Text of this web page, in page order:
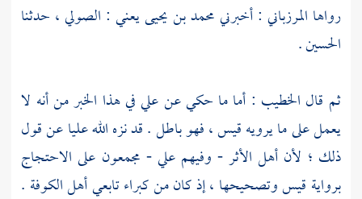
رواها المرزباني : أخبرنيمحمد بن يحيى يعني : الصولي، حدثنا
الحسين.
ثم قال الخطيب : أما ما حكي عنعليفي هذا الخبر من أنه لا
يعمل على ما يرويهقيس، فهو باطل . قد نزه اللهعلياعن قول
ذلك ؛ لأن أهل الأثر - وفيهمعلي- مجمعون على الاحتجاج
برواية قيسوتصحيحها ، إذ كان من كبراء تابعيأهلالكوفة .